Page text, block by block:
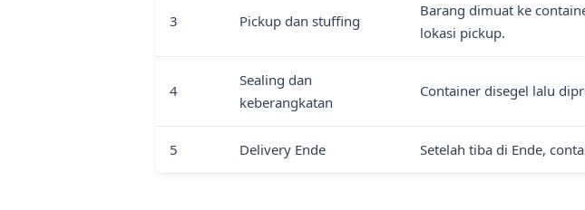
3 Pickup dan stuffing
Barang dimuat ke
lokasi pickup.
4
Sealing dan
keberangkatan
Container disegel lalu
5 Delivery Ende Setelah tiba di Ende,